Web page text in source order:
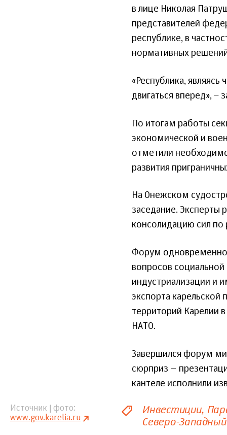
в лице Николая
представителей
республике, в
нормативных
«Республика,
двигаться вперед», −
По итогам работы
экономической и
отметили
развития
На Онежском
заседание. Эксперты
консолидацию сил по
Форум
вопросов
индустриализации и
экспорта карельской
территорий Карелии
НАТО.
Завершился форум
сюрприз –
кантеле исполнили
Источник | фото
www.gov.karelia.ru
Инвестиции
Северо-